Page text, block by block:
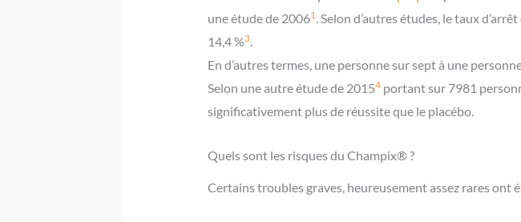
une étude de 20061. Selon d’autres études, le taux
14,4 %3.
En d’autres termes, une personne sur sept à une
Selon une autre étude de 20154portant sur 7981
significativement plus de réussite que le placébo.
Quels sont les risques du Champix® ?
Certains troubles graves, heureusement assez rares ont